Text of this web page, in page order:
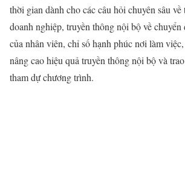
thời gian dành cho các câu hỏi chuyên sâu
doanh nghiệp, truyền thông nội bộ về
của nhân viên, chỉ số hạnh phúc nơi làm
nâng cao hiệu quả truyền thông nội bộ và
tham dự chương trình.